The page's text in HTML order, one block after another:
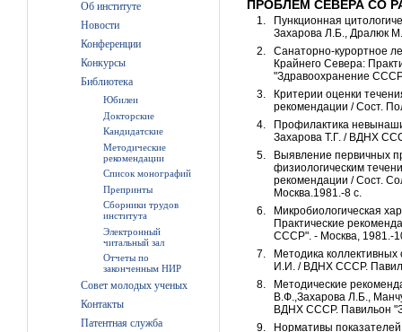
Об институте
Новости
Конференции
Конкурсы
Библиотека
Юбилеи
Докторские
Кандидатские
Методические
рекомендации
Список монографий
Препринты
Сборники трудов
института
Электронный
читальный зал
Отчеты по
законченным НИР
Совет молодых ученых
Контакты
Патентная служба
ПРОБЛЕМ СЕВЕРА СО
Пункционная
Захарова Л.Б., Дралюк
Санаторно-курортное
Крайнего Севера:
"Здравоохранение
Критерии оценки
рекомендации / Сост.
Профилактика
Захарова Т.Г. / ВДНХ
Выявление первичных
физиологическим
рекомендации / Сост.
Москва.1981.-8 с.
Микробиологическая
Практические
СССР". - Москва, 1981.-
Методика
И.И. / ВДНХ СССР.
Методические
В.Ф.,Захарова Л.Б.,
ВДНХ СССР. Павильон
Нормативы